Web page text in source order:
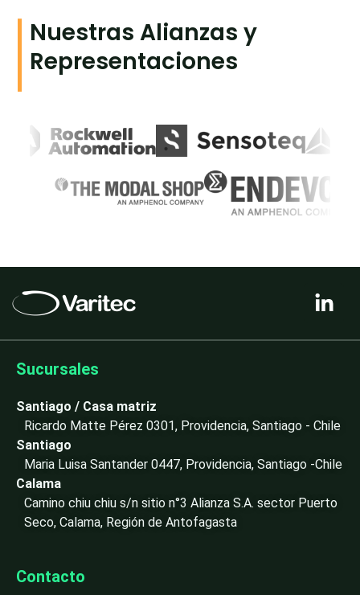
Nuestras Alianzas y
Representaciones
i
k
n
i
Sucursales
Santiago / Casa matriz
Ricardo Matte Pérez 0301, Providencia, Santiago - Chile
Santiago
Maria Luisa Santander 0447, Providencia, Santiago -Chile
Calama
Camino chiu chiu s/n sitio n°3 Alianza S.A. sector Puerto
Seco, Calama, Región de Antofagasta
Contacto